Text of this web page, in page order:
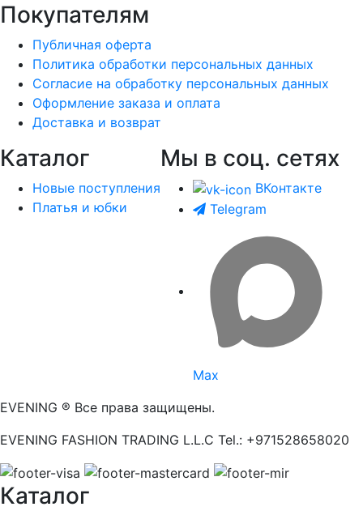
Покупателям
Публичная оферта
Политика обработки персональных данных
Согласие на обработку персональных данных
Оформление заказа и оплата
Доставка и возврат
Каталог
Новые поступления
Платья и юбки
Мы в соц. сетях
ВКонтакте
Telegram
Max
EVENING ® Все права защищены.
EVENING FASHION TRADING L.L.C Tel.: +971528658020
Каталог